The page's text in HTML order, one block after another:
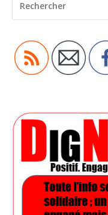
POUR
: